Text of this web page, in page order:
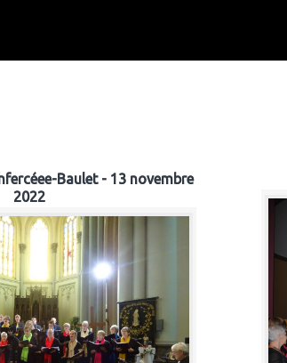
Baulet - 13 novembre
2022